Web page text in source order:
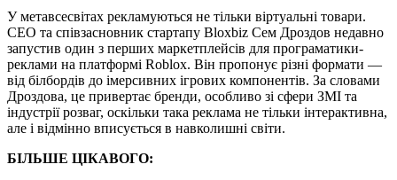
У метавсесвітах рекламуються не тільки віртуальні товари.
CEO та співзасновник стартапу Bloxbiz Сем Дроздов недавно
запустив один з перших маркетплейсів для програматики-
реклами на платформі Roblox. Він пропонує різні формати —
від білбордів до імерсивних ігрових компонентів. За словами
Дроздова, це привертає бренди, особливо зі сфери ЗМІ та
індустрії розваг, оскільки така реклама не тільки інтерактивна,
але і відмінно вписується в навколишні світи.
БІЛЬШЕ ЦІКАВОГО: